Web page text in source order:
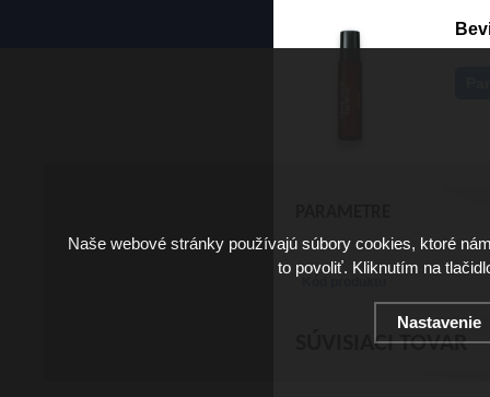
SÚVISIACI TOVAR
Naše webové stránky používajú súbory cookies, ktoré
to povoliť. Kliknutím na
Nastavenie